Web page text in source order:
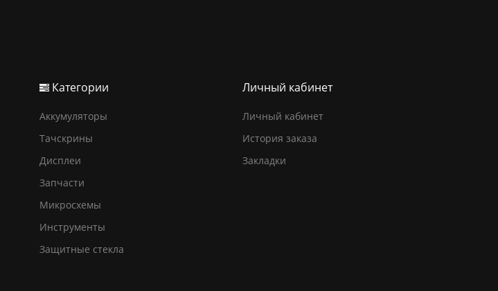
Категории
Аккумуляторы
Тачскрины
Дисплеи
Запчасти
Микросхемы
Инструменты
Защитные стекла
Личный кабинет
Личный кабинет
История заказа
Закладки